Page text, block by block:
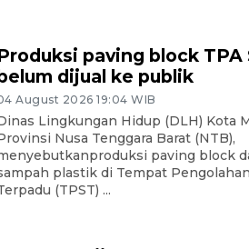
paving block TPA
dijual ke publik
August 2026 19:04 WIB
Lingkungan Hidup (DLH) Kota
Nusa Tenggara Barat (NTB),
paving block
plastik di Tempat
(TPST) ...